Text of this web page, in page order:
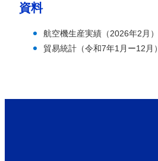
資料
航空機生産実績（2026年2月）
貿易統計（令和7年1月ー12月）